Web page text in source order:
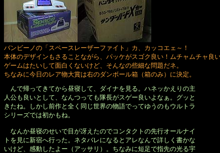
バンビーノの「スペースレーザーファイト」カ、カッコエェ～！
本体のデザインもさることながら、パッケがスゴク良い！ムチャムチャ良
ゲームはたいして面白くないけど、そんなの些細な問題だネ。
ちなみに今日のレア物大賞は右のダンボール箱（箱のみ）に決定。
んで帰ってきてから昼寝して、ダイナを見る。ハネッかえりの主
人公も良いとして、なんつっても隊長がスゲー良いよなぁ。グッと
きたね。しかし前作と全く同じ世界の物語でってゆうのもウルトラ
シリーズでは初かもね。
なんか昼寝のせいで目が冴えたのでコンタクトの先行オールナイ
トを見に新宿へ行った。ネタバレになるとアレなんで詳しく書かな
いけど、感動したよー（アッサリ）。ちなみに短足で指先の光る宇